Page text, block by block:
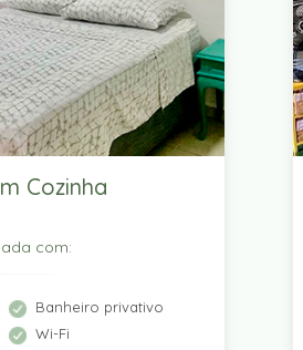
Cozinha
com:
Banheiro privativo
Wi-Fi